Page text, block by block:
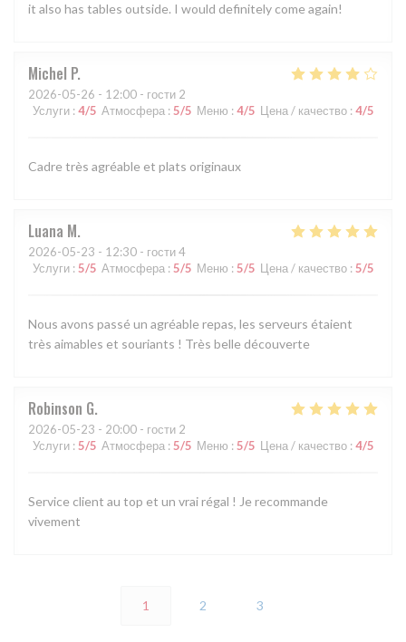
it also has tables outside. I would definitely come again!
Michel P
2026-05-26 - 12:00 - гости 2
Услуги : 4/5 Атмосфера : 5/5 Меню : 4/5 Цена / качество : 4/5
Cadre très agréable et plats originaux
Luana M
2026-05-23 - 12:30 - гости 4
Услуги : 5/5 Атмосфера : 5/5 Меню : 5/5 Цена / качество : 5/5
Nous avons passé un agréable repas, les serveurs étaient
très aimables et souriants ! Très belle découverte
Robinson G
2026-05-23 - 20:00 - гости 2
Услуги : 5/5 Атмосфера : 5/5 Меню : 5/5 Цена / качество : 4/5
Service client au top et un vrai régal ! Je recommande
vivement
1 2 3